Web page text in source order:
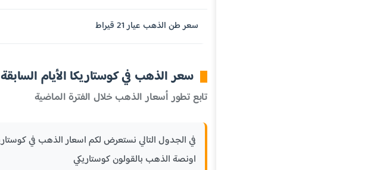
سعر طن الذهب عيار 21 قيراط
سعر الذهب في كوستاريكا الأيام السابقة
تابع تطور أسعار الذهب خلال الفترة الماضية
اونصة الذهب بالقولون كوستاريكي